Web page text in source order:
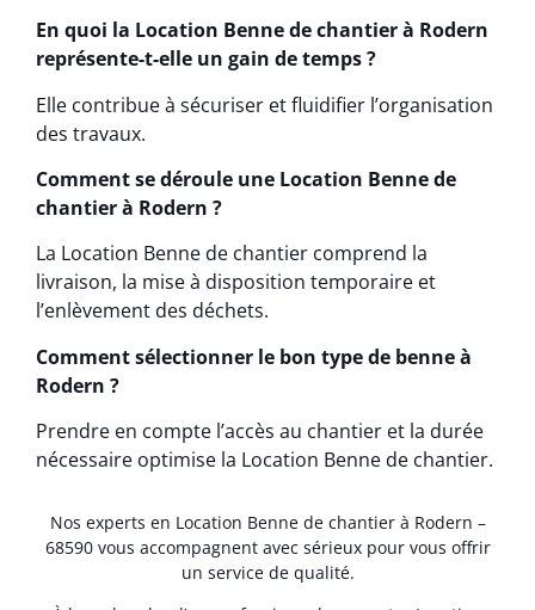
En quoi la Location Benne de chantier à Rodern
représente-t-elle un gain de temps ?
Elle contribue à sécuriser et fluidifier l’organisation
des travaux.
Comment se déroule une Location Benne de
chantier à Rodern ?
La Location Benne de chantier comprend la
livraison, la mise à disposition temporaire et
l’enlèvement des déchets.
Comment sélectionner le bon type de benne à
Rodern ?
Prendre en compte l’accès au chantier et la durée
nécessaire optimise la Location Benne de chantier.
Nos experts en Location Benne de chantier à Rodern –
68590 vous accompagnent avec sérieux pour vous offrir
un service de qualité.